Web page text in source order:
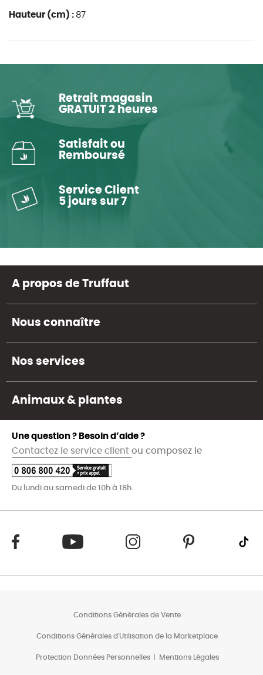
Hauteur (cm) : 87
Retrait magasin
GRATUIT 2 heures
Satisfait ou
Remboursé
Service Client
5 jours sur 7
A propos de Truffaut
Nous connaître
Nos services
Animaux & plantes
Une question ? Besoin d’aide ?
Contactez le service client ou composez le
Du lundi au samedi de 10h à 18h.
Conditions Générales de Vente
Conditions Générales d'Utilisation de la Marketplace
Protection Données Personnelles Mentions Légales